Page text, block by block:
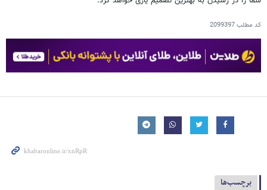
کد مطلب2099397
برچسب‌ها